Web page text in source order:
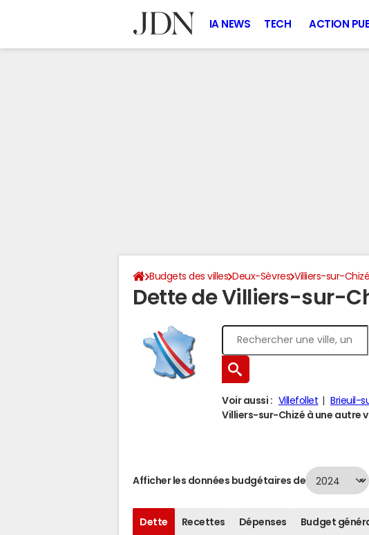
IA NEWS TECH ACTION
Budgets des villes Deux-Sèvres Villiers-sur-
Dette de Villiers-sur-
Voir aussi : Villefollet Brieuil-
Villiers-sur-Chizé à une autre
Afficher les données budgétaires de
Dette Recettes Dépenses Budget